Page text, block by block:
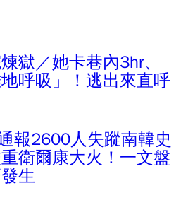
獄／她卡巷內3hr、
呼吸」！逃出來直呼
報2600人失蹤南韓史
衛爾康大火！一文盤
生